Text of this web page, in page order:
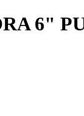
6"